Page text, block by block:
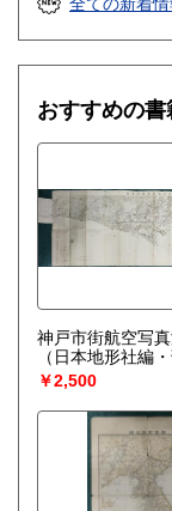
全ての新着情
おすすめの書
神戸市街航空写
（日本地形社編・
￥2,500